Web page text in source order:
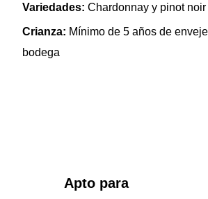
Variedades:Chardonnay y pinot noir
Crianza: Mínimo de 5 años de
bodega
Apto para